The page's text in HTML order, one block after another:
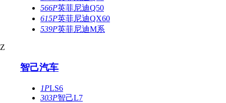
566P英菲尼迪Q50
615P英菲尼迪QX60
539P英菲尼迪M系
Z
智己汽车
1PLS6
303P智己L7